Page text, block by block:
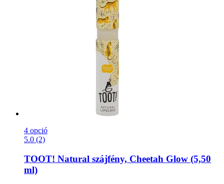
4 opció
5.0 (2)
TOOT! Natural szájfény, Cheetah Glow (5,50
ml)